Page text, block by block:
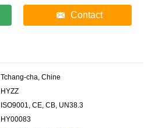
Contact
Tchang-cha, Chine
HYZZ
ISO9001, CE, CB, UN38.3
HY00083